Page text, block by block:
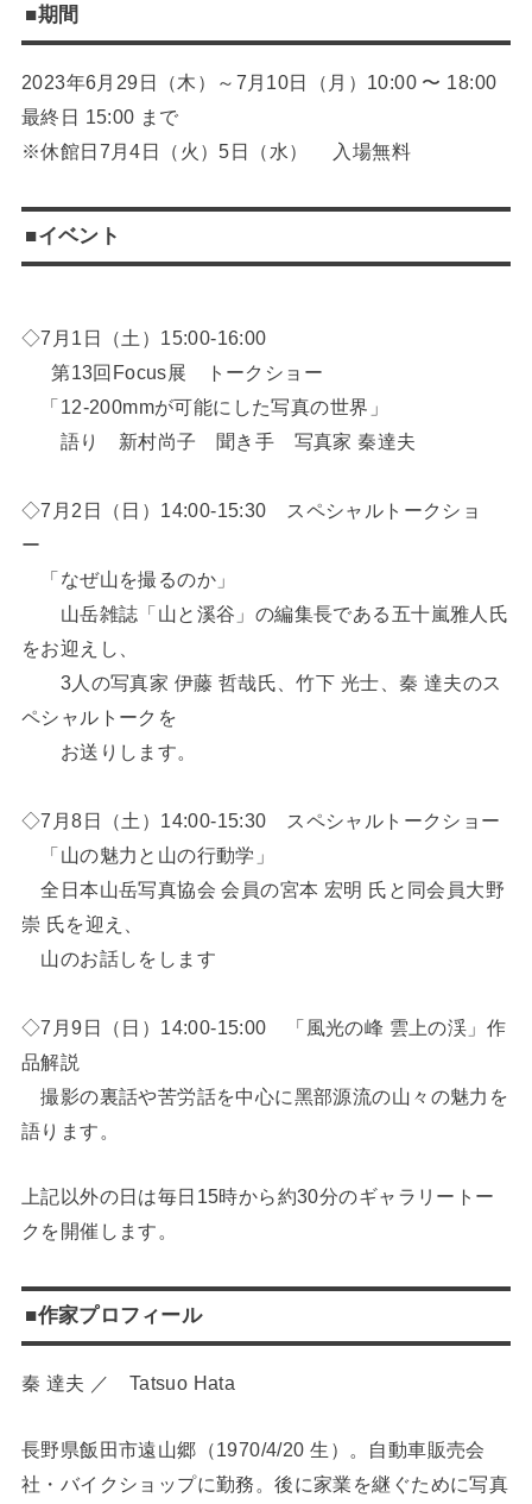
■期間
2023年6月29日（木）～7月10日（月）10:00 〜 18:00
最終日 15:00 まで
※休館日7月4日（火）5日（水） 入場無料
■イベント
◇7月1日（土）15:00-16:00
第13回Focus展 トークショー
「12-200mmが可能にした写真の世界」
語り 新村尚子 聞き手 写真家 秦達夫
◇7月2日（日）14:00-15:30 スペシャルトークショ
ー
「なぜ山を撮るのか」
山岳雑誌「山と溪谷」の編集長である五十嵐雅人氏
をお迎えし、
3人の写真家 伊藤 哲哉氏、竹下 光士、秦 達夫のス
ペシャルトークを
お送りします。
◇7月8日（土）14:00-15:30 スペシャルトークショー
「山の魅力と山の行動学」
全日本山岳写真協会 会員の宮本 宏明 氏と同会員大野
崇 氏を迎え、
山のお話しをします
◇7月9日（日）14:00-15:00 「風光の峰 雲上の渓」作
品解説
撮影の裏話や苦労話を中心に黑部源流の山々の魅力を
語ります。
上記以外の日は毎日15時から約30分のギャラリートー
クを開催します。
■作家プロフィール
秦 達夫 ／ Tatsuo Hata
長野県飯田市遠山郷（1970/4/20 生）。自動車販売会
社・バイクショップに勤務。後に家業を継ぐために写真